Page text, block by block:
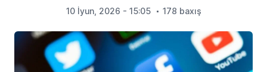
10 İyun, 2026 - 15:05 178 baxış